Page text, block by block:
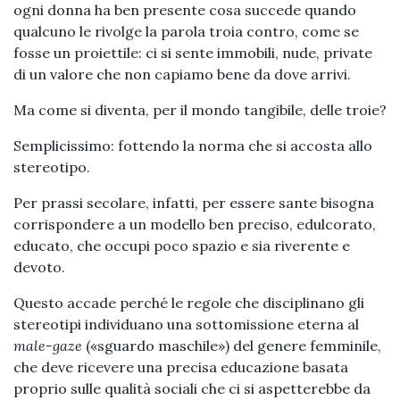
ogni donna ha ben presente cosa succede quando
qualcuno le rivolge la parola troia contro, come se
fosse un proiettile: ci si sente immobili, nude, private
di un valore che non capiamo bene da dove arrivi.
Ma come si diventa, per il mondo tangibile, delle troie?
Semplicissimo: fottendo la norma che si accosta allo
stereotipo.
Per prassi secolare, infatti, per essere sante bisogna
corrispondere a un modello ben preciso, edulcorato,
educato, che occupi poco spazio e sia riverente e
devoto.
Questo accade perché le regole che disciplinano gli
stereotipi individuano una sottomissione eterna al
male-gaze («sguardo maschile») del genere femminile,
che deve ricevere una precisa educazione basata
proprio sulle qualità sociali che ci si aspetterebbe da